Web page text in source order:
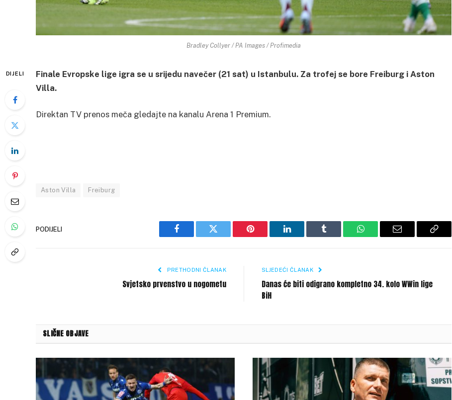
Bradley Collyer / PA Images / Profimedia
DIJELI
Finale Evropske lige igra se u srijedu navečer (21 sat) u Istanbulu. Za trofej se bore Freiburg i Aston
Villa.
Direktan TV prenos meča gledajte na kanalu Arena 1 Premium.
Aston Villa Freiburg
PODIJELI
Facebook Twitter Pinterest LinkedIn Tumblr WhatsAppEmail
Copy
PRETHODNI ČLANAK
Svjetsko prvenstvo u nogometu
SLJEDEĆI ČLANAK
Danas će biti odigrano kompletno 34. kolo WWin lige
BiH
SLIČNE OBJAVE